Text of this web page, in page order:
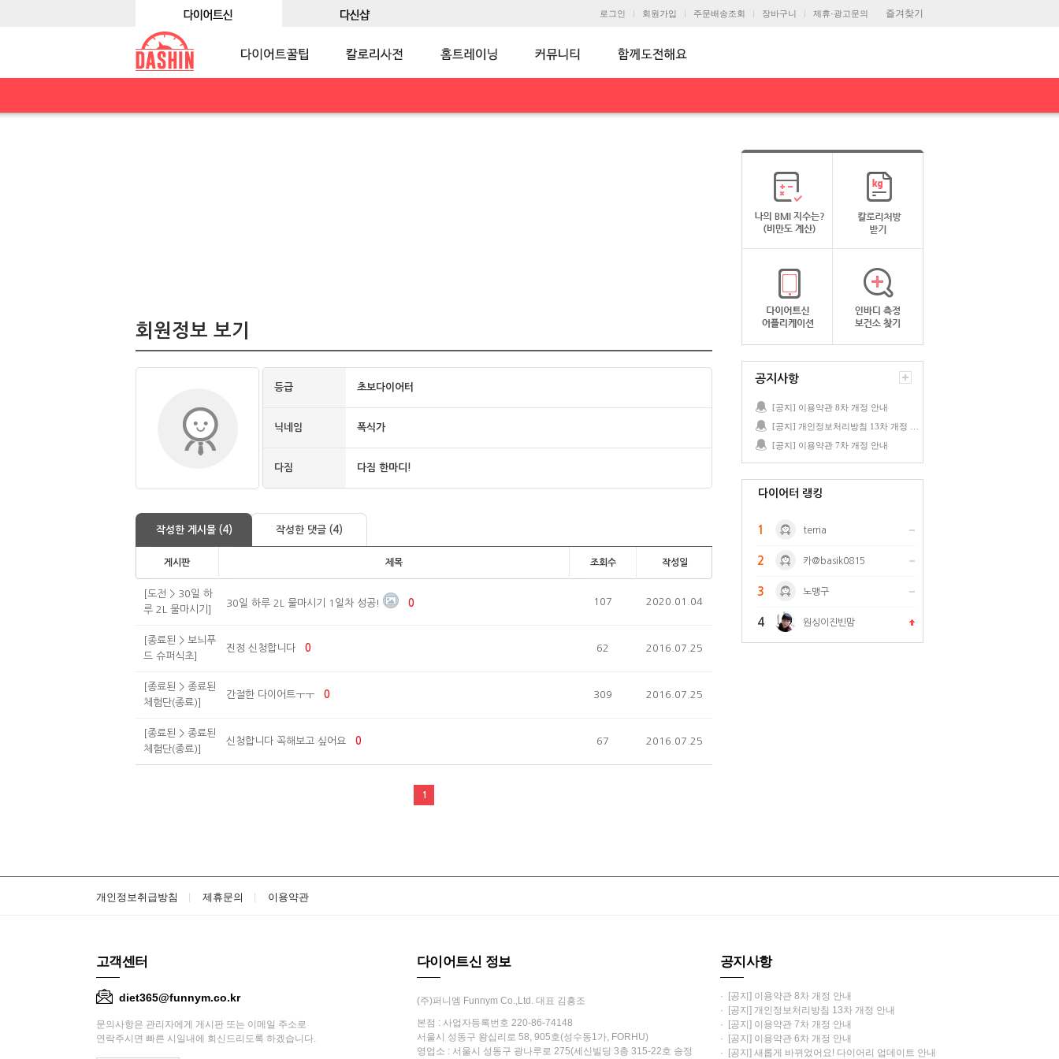
즐겨찾기
로그인 회원가입 주문배송조회 장바구니 제휴·광고문의
회원정보 보기
등급 초보다이어터
닉네임 폭식가
다짐 다짐 한마디!
작성한 게시물 (4) 작성한 댓글 (4)
게시판 제목 조회수 작성일
[도전 > 30일 하
루 2L 물마시기]
30일 하루 2L 물마시기 1일차 성공! 0 107 2020.01.04
[종료된 > 보늬푸
드 슈퍼식초]
진정 신청합니다 0 62 2016.07.25
[종료된 > 종료된
체험단(종료)]
간절한 다이어트ㅜㅜ 0 309 2016.07.25
[종료된 > 종료된
체험단(종료)]
신청합니다 꼭해보고 싶어요 0 67 2016.07.25
1
공지사항
[공지] 이용약관 8차 개정 안내
[공지] 이용약관 7차 개정 안내
다이어터 랭킹
1 terria
2 카@basik0815
3 노맹구
4 원싱이진빈맘
개인정보취급방침 제휴문의 이용약관
고객센터
diet365@funnym.co.kr
문의사항은 관리자에게 게시판 또는 이메일 주소로
연락주시면 빠른 시일내에 회신드리도록 하겠습니다.
다이어트신 정보
(주)퍼니엠 Funnym Co.,Ltd. 대표 김흥조
본점 : 사업자등록번호 220-86-74148
서울시 성동구 왕십리로 58, 905호(성수동1가, FORHU)
영업소 : 서울시 성동구 광나루로 275(세신빌딩 3층 315-22호 송정
공지사항
· [공지] 이용약관 8차 개정 안내
· [공지] 개인정보처리방침 13차 개정 안내
· [공지] 이용약관 7차 개정 안내
· [공지] 이용약관 6차 개정 안내
· [공지] 새롭게 바뀌었어요! 다이어리 업데이트 안내